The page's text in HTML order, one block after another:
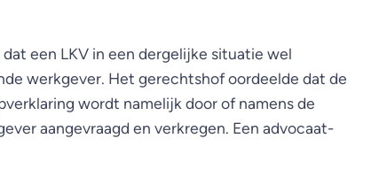
een LKV in een dergelijke situatie wel
werkgever. Het gerechtshof oordeelde dat de
wordt namelijk door of namens de
aangevraagd en verkregen. Een advocaat-